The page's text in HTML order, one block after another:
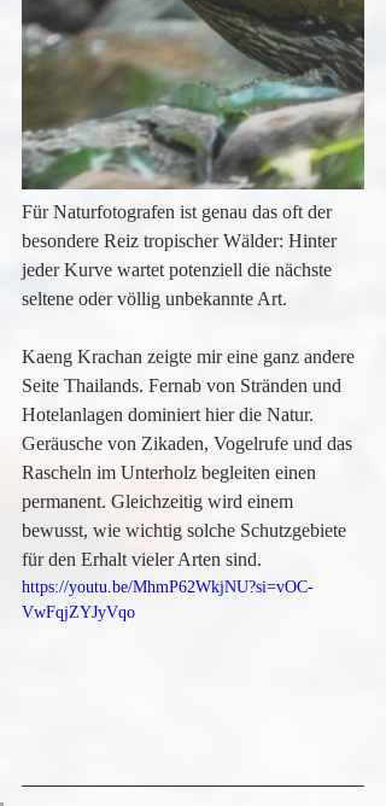
Für Naturfotografen ist genau das oft der
besondere Reiz tropischer Wälder: Hinter
jeder Kurve wartet potenziell die nächste
seltene oder völlig unbekannte Art.
Kaeng Krachan zeigte mir eine ganz andere
Seite Thailands. Fernab von Stränden und
Hotelanlagen dominiert hier die Natur.
Geräusche von Zikaden, Vogelrufe und das
Rascheln im Unterholz begleiten einen
permanent. Gleichzeitig wird einem
bewusst, wie wichtig solche Schutzgebiete
für den Erhalt vieler Arten sind.
https://youtu.be/MhmP62WkjNU?si=vOC-
VwFqjZYJyVqo